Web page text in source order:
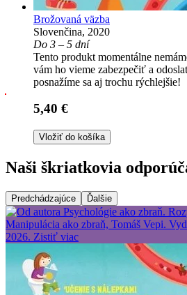
Brožovaná väzba
Slovenčina, 2020
Do 3 – 5 dní
Tento produkt momentálne
vám ho vieme zabezpečiť a
posnažíme sa aj trochu rýchlejšie!
5,40 €
Vložiť do košíka
Naši škriatkovia
Predchádzajúce Ďalšie